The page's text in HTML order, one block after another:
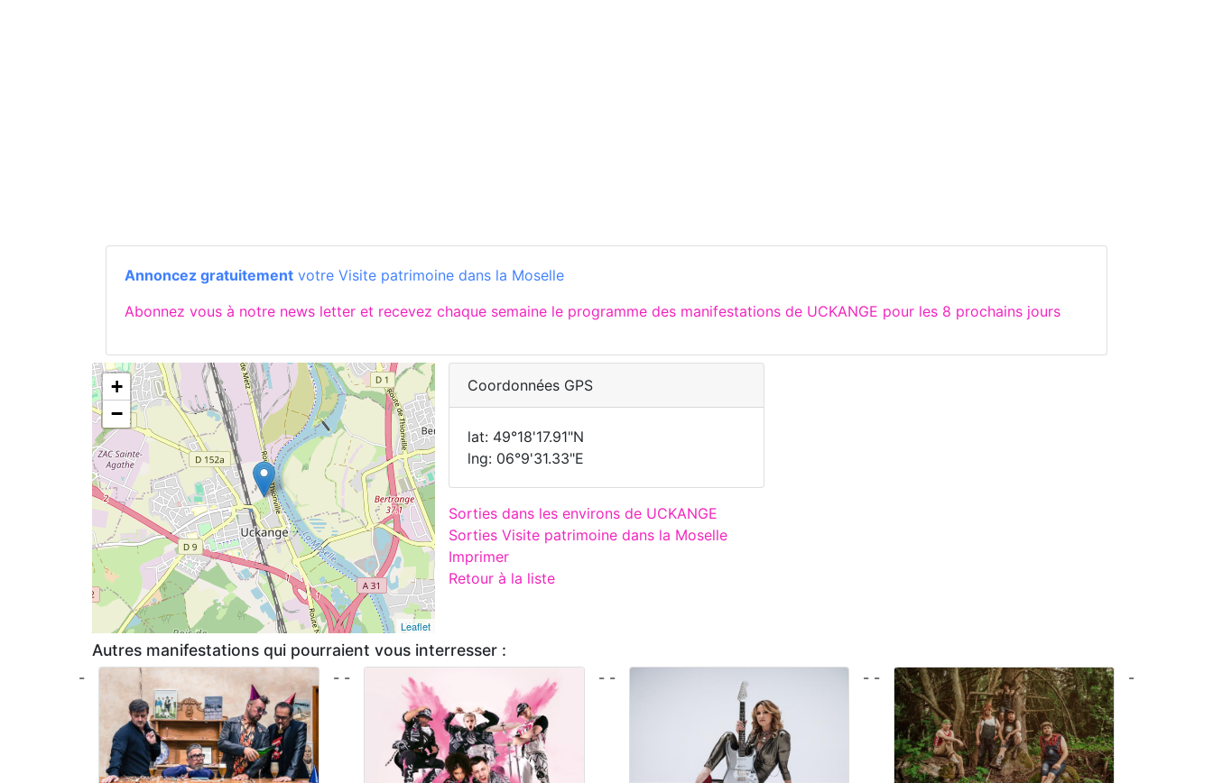
Annoncez gratuitement votre Visite patrimoine dans la Moselle
Abonnez vous à notre news letter et recevez chaque semaine le programme des manifestations de UCKANGE pour les 8 prochains jours
+
−
Leaflet
Coordonnées GPS
lat: 49°18'17.91"N
lng: 06°9'31.33"E
Sorties dans les environs de UCKANGE
Sorties Visite patrimoine dans la Moselle
Imprimer
Retour à la liste
Autres manifestations qui pourraient vous interresser :
- - - - - - - -